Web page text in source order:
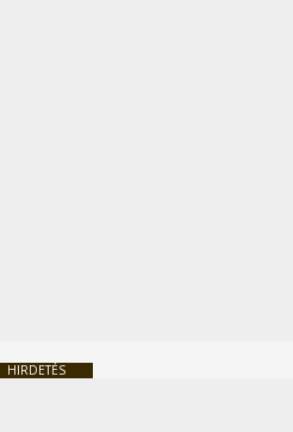
HIRDETÉS